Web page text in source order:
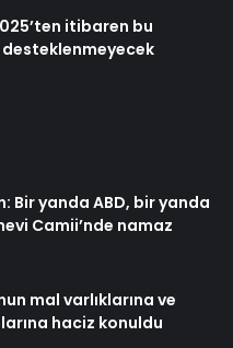
itibaren bu
Bir yanda ABD, bir yanda
Camii’nde namaz
mal varlıklarına ve
haciz konuldu